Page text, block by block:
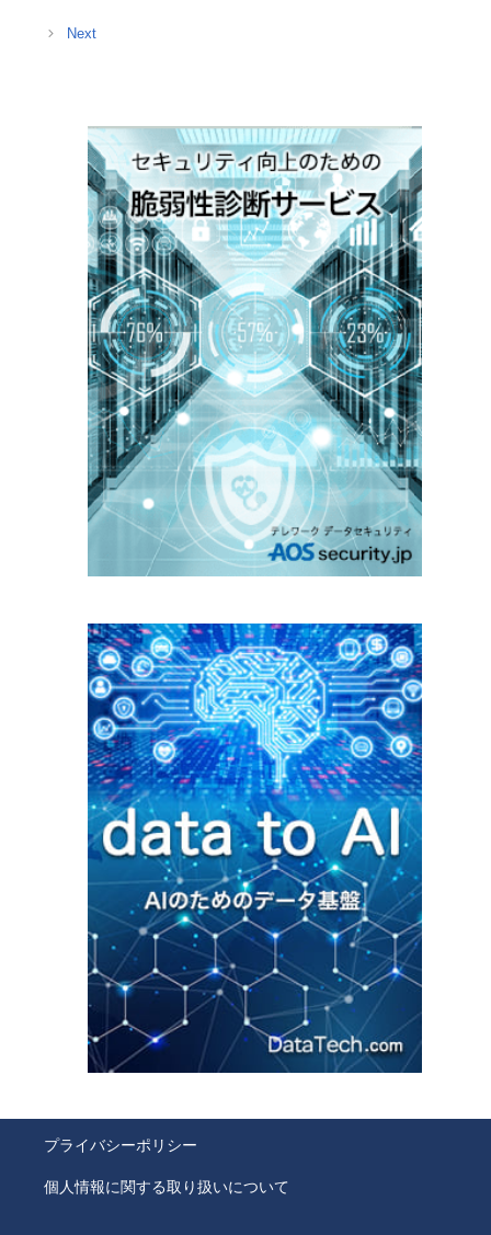
ー
プライバシーポリシー
個人情報に関する取り扱いについて